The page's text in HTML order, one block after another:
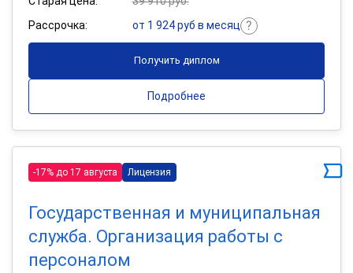
Рассрочка:
от 1 924 руб в месяц
Получить диплом
Подробнее
-17% до 17 августа Лицензия
Государственная и муниципальная
служба. Организация работы с
персоналом